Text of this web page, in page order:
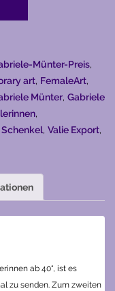
Münter-Preis,
art, FemaleArt,
Münter, Gabriele
,
, Valie Export,
ab 40“, ist es
zu senden. Zum zweiten